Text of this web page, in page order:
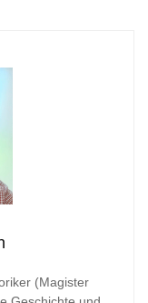
(Magister